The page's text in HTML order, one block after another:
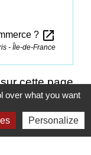
? open_in_new
- Île-de-France
cette page
over what you want
Personalize